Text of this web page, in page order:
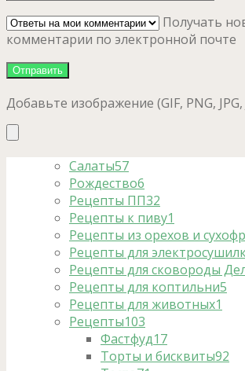
Получать
комментарии по электронной почте
Добавьте изображение (GIF, PNG, JPG,
Салаты57
Рождество6
Рецепты ПП32
Рецепты к пиву1
Рецепты из орехов и
Рецепты для
Рецепты для сковороды
Рецепты для коптильни5
Рецепты для животных1
Рецепты103
Фастфуд17
Торты и бисквиты92